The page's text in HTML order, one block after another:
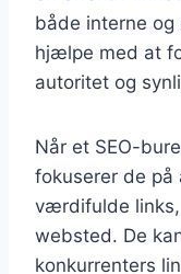
både interne og
hjælpe med at
autoritet og
Når et SEO-
fokuserer de på
værdifulde
websted. De
konkurrenters